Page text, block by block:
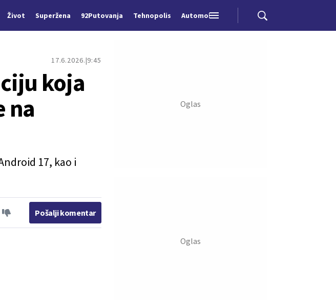
Život Superžena 92Putovanja Tehnopolis Automobili
17.6.2026. 9:45
koja
na
17, kao i
Pošalji komentar